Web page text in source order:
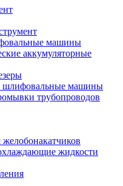
машины
аккумуляторные
шлифовальные машины
трубопроводов
жидкости